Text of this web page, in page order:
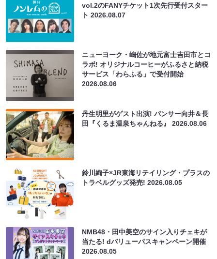
vol.2のFANYチケット1次先行受付スター
ト2026.08.07
ニューヨーク・嶋佐が地元富士吉田市とコ
ラボ! オリジナルコーヒーがふるさと納税
サービス「わらふる」で受付開始
2026.08.06
丹生明里がゲスト出演! パンサー向井＆長
田『くるま温泉ちゃんねる』2026.08.06
鈴川絢子×JR東海リテイリング・プラスの
トラベルグッズ発売!2026.08.05
NMB48・田中美空のサイン入りチェキが
当たる! dバリューパスキャンペーン開催
2026.08.05